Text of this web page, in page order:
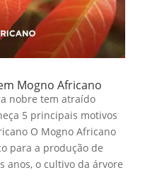
Mogno Africano
nobre tem atraído
5 principais motivos
O Mogno Africano
para a produção de
anos, o cultivo da árvore